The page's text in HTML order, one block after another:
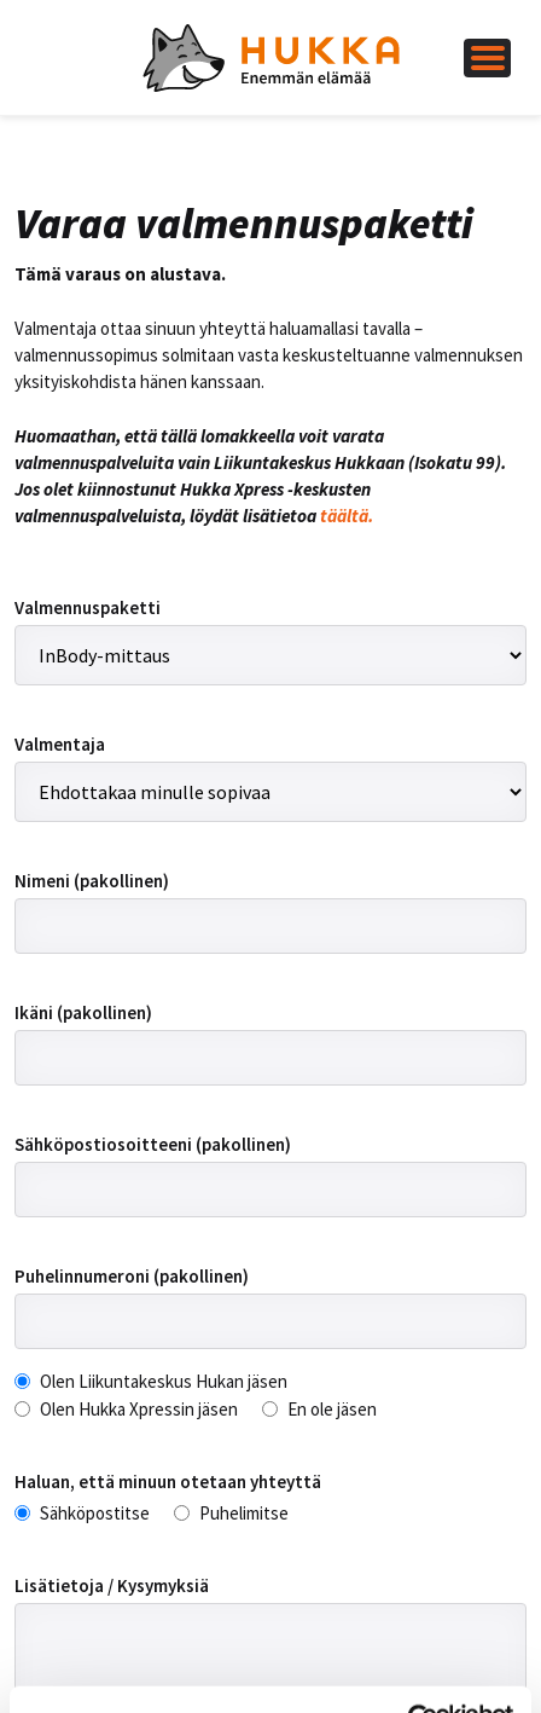
Varaa valmennuspaketti
Tämä varaus on alustava.
Valmentaja ottaa sinuun yhteyttä haluamallasi tavalla –
valmennussopimus solmitaan vasta keskusteltuanne valmennuksen
yksityiskohdista hänen kanssaan.
Huomaathan, että tällä lomakkeella voit varata
valmennuspalveluita vain Liikuntakeskus Hukkaan (Isokatu 99).
Jos olet kiinnostunut Hukka Xpress -keskusten
valmennuspalveluista, löydät lisätietoatäältä.
Valmennuspaketti
Valmentaja
Nimeni (pakollinen)
Ikäni (pakollinen)
Sähköpostiosoitteeni (pakollinen)
Puhelinnumeroni (pakollinen)
Olen Liikuntakeskus Hukan jäsen
Olen Hukka Xpressin jäsen
En ole jäsen
Haluan, että minuun otetaan yhteyttä
Sähköpostitse
Puhelimitse
Lisätietoja / Kysymyksiä